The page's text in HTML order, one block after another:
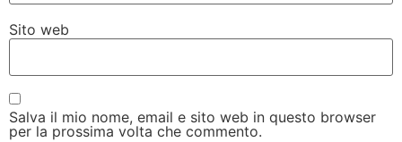
Sito web
Salva il mio nome, email e sito web in questo browser
per la prossima volta che commento.